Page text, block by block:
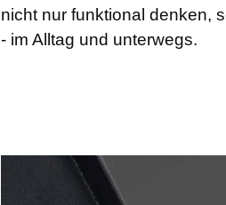
nicht nur funktional denken,
- im Alltag und unterwegs.